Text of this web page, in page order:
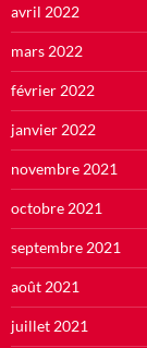
avril 2022
mars 2022
février 2022
janvier 2022
novembre 2021
octobre 2021
septembre 2021
août 2021
juillet 2021